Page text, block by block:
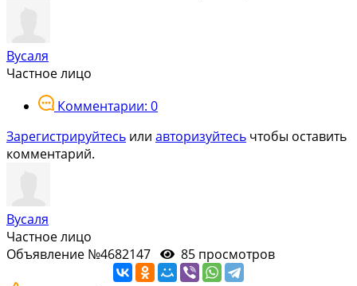
Вусаля
Частное лицо
Комментарии: 0
Зарегистрируйтесь или авторизуйтесь чтобы оставить
комментарий.
Вусаля
Частное лицо
Объявление №4682147
85 просмотров